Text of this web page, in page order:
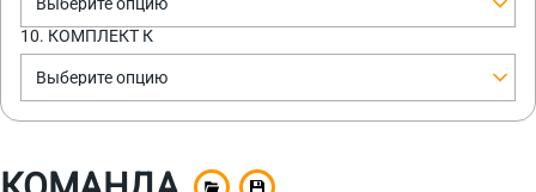
10. КОМПЛЕКТ К
Выберите опцию